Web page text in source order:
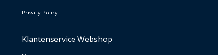
Privacy Policy
Klantenservice Webshop